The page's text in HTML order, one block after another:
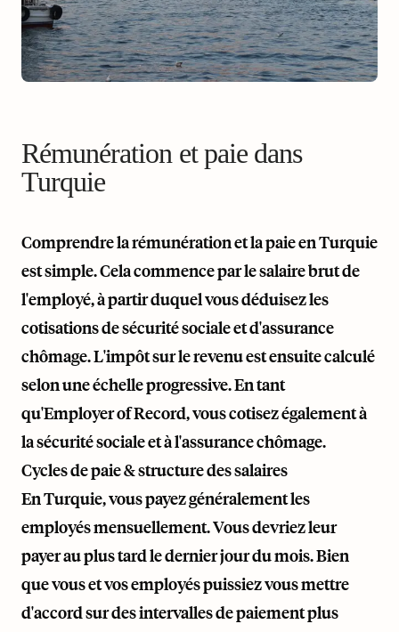
Rémunération et paie dans
Turquie
Comprendre la rémunération et la paie en Turquie
est simple. Cela commence par le salaire brut de
l'employé, à partir duquel vous déduisez les
cotisations de sécurité sociale et d'assurance
chômage. L'impôt sur le revenu est ensuite calculé
selon une échelle progressive. En tant
qu'Employer of Record, vous cotisez également à
la sécurité sociale et à l'assurance chômage.
Cycles de paie & structure des salaires
En Turquie, vous payez généralement les
employés mensuellement. Vous devriez leur
payer au plus tard le dernier jour du mois. Bien
que vous et vos employés puissiez vous mettre
d'accord sur des intervalles de paiement plus